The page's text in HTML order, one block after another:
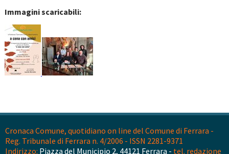
Immagini scaricabili:
Cronaca Comune, quotidiano on line del Comune di Ferrara -
Reg. Tribunale di Ferrara n. 4/2006 - ISSN 2281-9371
Indirizzo: Piazza del Municipio 2, 44121 Ferrara - tel. redazione